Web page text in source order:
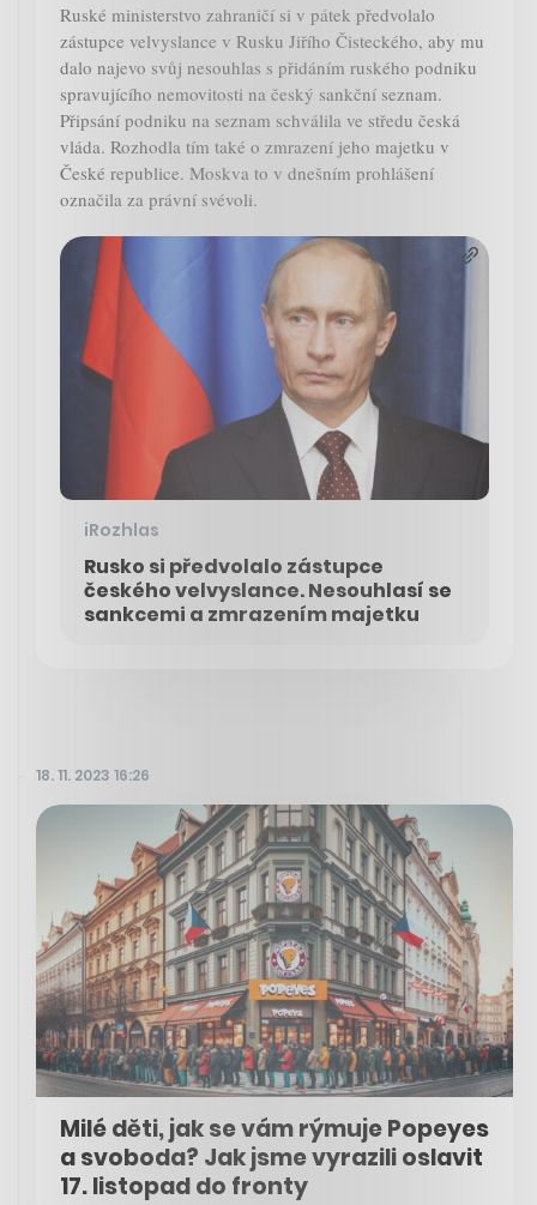
Ruské ministerstvo zahraničí si v pátek předvolalo
zástupce velvyslance v Rusku Jiřího Čisteckého, aby mu
dalo najevo svůj nesouhlas s přidáním ruského podniku
spravujícího nemovitosti na český sankční seznam.
Připsání podniku na seznam schválila ve středu česká
vláda. Rozhodla tím také o zmrazení jeho majetku v
České republice. Moskva to v dnešním prohlášení
označila za právní svévoli.
iRozhlas
Rusko si předvolalo zástupce
českého velvyslance. Nesouhlasí se
sankcemi a zmrazením majetku
18. 11. 2023 16:26
Milé děti, jak se vám rýmuje Popeyes
a svoboda? Jak jsme vyrazili oslavit
17. listopad do fronty